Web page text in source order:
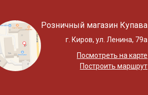
Розничный магазин Купава
г. Киров, ул. Ленина, 79а
Посмотреть на карте
Построить маршрут